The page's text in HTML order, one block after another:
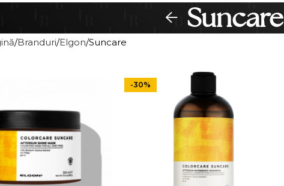
Suncare
Branduri Elgon Suncare
-30%